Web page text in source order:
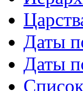
Даты
Даты